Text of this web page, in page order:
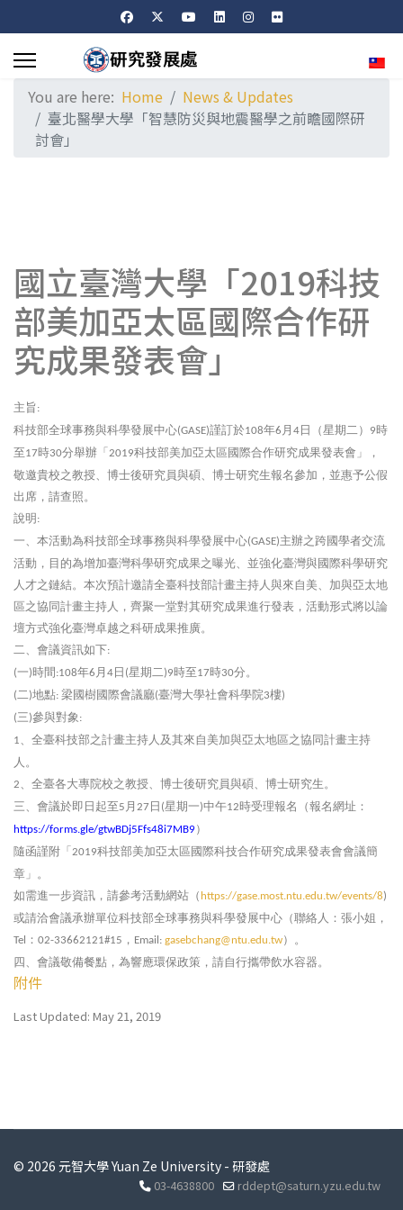
You are here: Home
News & Updates
臺北醫學大學「智慧防災與地震醫學之前瞻國際研
討會」
國立臺灣大學「2019科技
部美加亞太區國際合作研
究成果發表會」
主旨:
科技部全球事務與科學發展中心(GASE)謹訂於108年6 月 4日（星期二） 9時
至17時30分舉辦「2019科技部美加亞太區國際合作研究成果發表會」，
敬邀貴校之教授、博士後研究員與碩、博士研究生報名參加，並惠予公假
出席，請查照。
說明:
一、本活動為科技部全球事務與科學發展中心(GASE)主辦之跨國學者交流
活動，目的為增加臺灣科學研究成果之曝光、並強化臺灣與國際科學研究
人才之鏈結。本次預計邀請全臺科技部計畫主持人與來自美、加與亞太地
區之協同計畫主持人，齊聚一堂對其研究成果進行發表，活動形式將以論
壇方式強化臺灣卓越之科研成果推廣。
二、會議資訊如下:
(一)時間:108年6 月 4日 (星期二)9時至17時30分。
(二)地點: 梁國樹國際會議廳(臺灣大學社會科學院3樓)
(三)參與對象:
1、全臺科技部之計畫主持人及其來自美加與亞太地區之協同計畫主持
人。
2、全臺各大專院校之教授、博士後研究員與碩、博士研究生。
三、會議於即日起至5 月 27 日 (星期一)中午12時受理報名 （報名網址：
https://forms.gle/gtwBDj5Ffs48i7MB9）
隨函謹附「2019科技部美加亞太區國際科技合作研究成果發表會會議簡
章」。
如需進一步資訊，請參考活動網站（ https://gase.most.ntu.edu.tw/events/8)
或請洽會議承辦單位科技部全球事務與科學發展中心（聯絡人：張小姐，
Tel ： 02-33662121#15 ， Email: gasebchang@ntu.edu.tw）。
四、會議敬備餐點，為響應環保政策，請自行攜帶飲水容器。
附件
Last Updated: May 21, 2019
© 2026 元智大學 Yuan Ze University - 研發處
03-4638800 rddept@saturn.yzu.edu.tw